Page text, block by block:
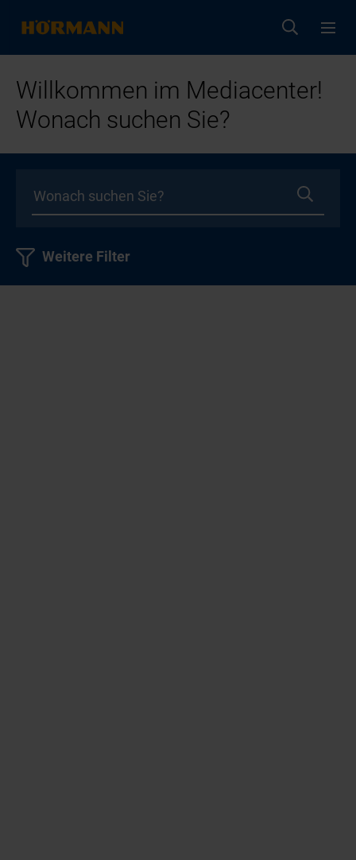
Willkommen im Mediacenter!
Wonach suchen Sie?
Weitere Filter